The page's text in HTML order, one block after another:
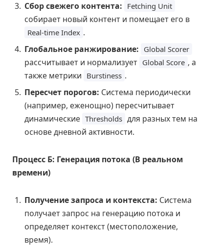
Сбор свежего контента: Fetching Unit
собирает новый контент и помещает его в
Real-time Index .
Глобальное ранжирование: Global Scorer
рассчитывает и нормализует Global Score , а
также метрики Burstiness .
Пересчет порогов: Система периодически
(например, еженощно) пересчитывает
динамические Thresholds для разных тем на
основе дневной активности.
Процесс Б: Генерация потока (В реальном
времени)
Получение запроса и контекста: Система
получает запрос на генерацию потока и
определяет контекст (местоположение,
время).